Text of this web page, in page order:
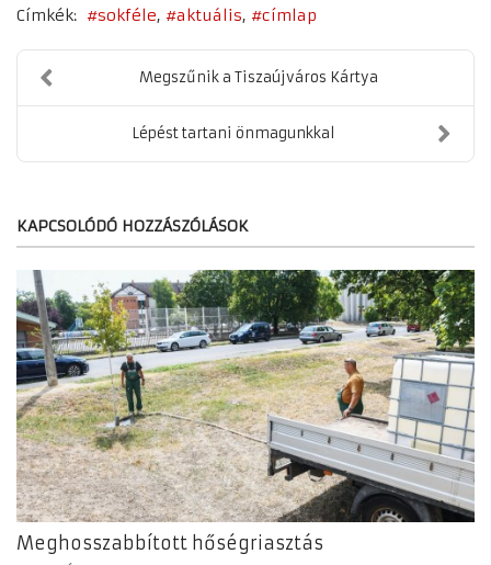
Címkék: sokféle aktuális címlap
Megszűnik a Tiszaújváros Kártya
Lépést tartani önmagunkkal
KAPCSOLÓDÓ HOZZÁSZÓLÁSOK
Meghosszabbított hőségriasztás